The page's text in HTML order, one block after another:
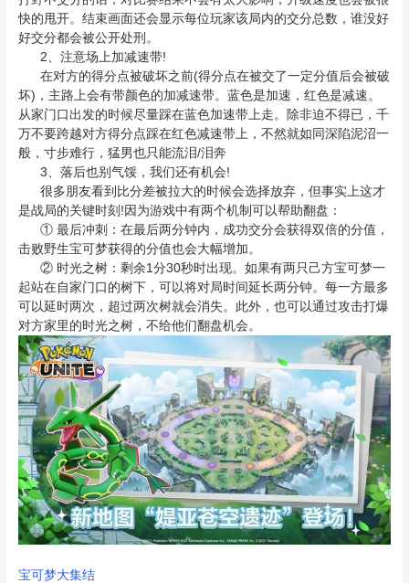
快的甩开。结束画面还会显示每位玩家该局内的交分总数，谁没好
好交分都会被公开处刑。
2、注意场上加减速带!
在对方的得分点被破坏之前(得分点在被交了一定分值后会被破
坏)，主路上会有带颜色的加减速带。蓝色是加速，红色是减速。
从家门口出发的时候尽量踩在蓝色加速带上走。除非迫不得已，千
万不要跨越对方得分点踩在红色减速带上，不然就如同深陷泥沼一
般，寸步难行，猛男也只能流泪/泪奔
3、落后也别气馁，我们还有机会!
很多朋友看到比分差被拉大的时候会选择放弃，但事实上这才
是战局的关键时刻!因为游戏中有两个机制可以帮助翻盘：
① 最后冲刺：在最后两分钟内，成功交分会获得双倍的分值，
击败野生宝可梦获得的分值也会大幅增加。
② 时光之树：剩余1分30秒时出现。如果有两只己方宝可梦一
起站在自家门口的树下，可以将对局时间延长两分钟。每一方最多
可以延时两次，超过两次树就会消失。此外，也可以通过攻击打爆
对方家里的时光之树，不给他们翻盘机会。
宝可梦大集结